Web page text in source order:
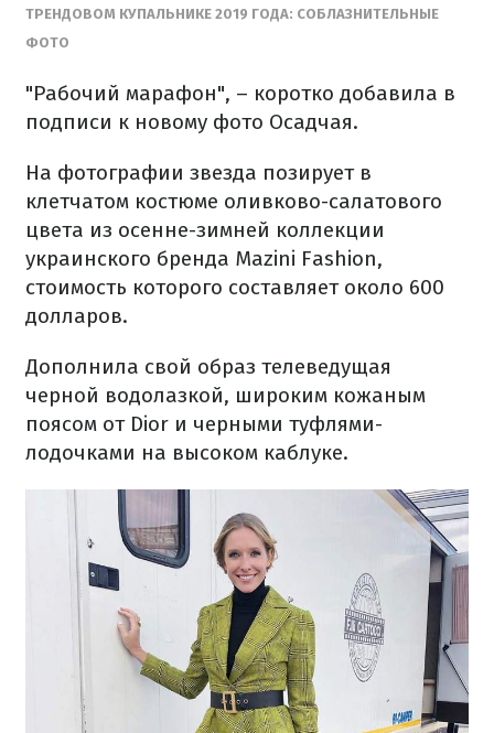
ТРЕНДОВОМ КУПАЛЬНИКЕ 2019 ГОДА: СОБЛАЗНИТЕЛЬНЫЕ
ФОТО
"Рабочий марафон", – коротко добавила в
подписи к новому фото Осадчая.
На фотографии звезда позирует в
клетчатом костюме оливково-салатового
цвета из осенне-зимней коллекции
украинского бренда Mazini Fashion,
стоимость которого составляет около 600
долларов.
Дополнила свой образ телеведущая
черной водолазкой, широким кожаным
поясом от Dior и черными туфлями-
лодочками на высоком каблуке.